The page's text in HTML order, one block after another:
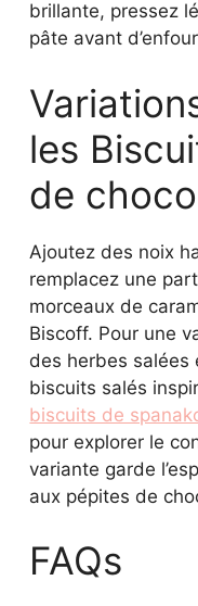
brillante, pressez
pâte avant
les
de
Ajoutez des noix
remplacez une
morceaux de
Biscoff. Pour une
des herbes salées
biscuits salés
biscuits de
pour explorer le
variante garde
aux pépites de
FAQs